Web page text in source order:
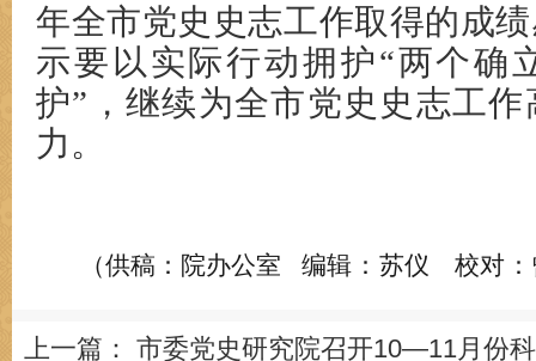
年全市党史史志工作取得的成
示要以实际行动拥护“两个确
护”，继续为全市党史史志工
力。
（供稿：院办公室 编辑：苏仪 校对
上一篇： 市委党史研究院召开10—11月份